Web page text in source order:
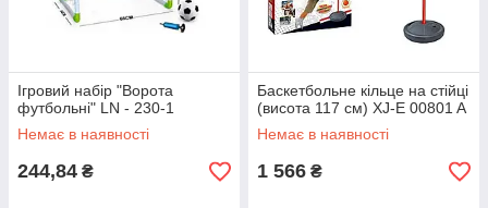
Ігровий набір "Ворота
футбольні" LN - 230-1
Немає в наявності
244,84 ₴
Баскетбольне кільце на стійці
(висота 117 см) XJ-E 00801 A
Немає в наявності
1 566 ₴